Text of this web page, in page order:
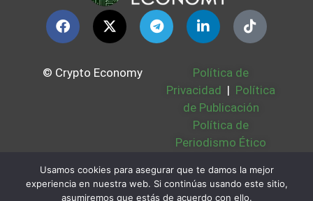
© Crypto Economy
Política de
Privacidad | Política
de Publicación
Política de
Periodismo Ético
Bases Legales |
Partners | Sobre
Usamos cookies para asegurar que te damos la mejor
experiencia en nuestra web. Si continúas usando este sitio,
asumiremos que estás de acuerdo con ello.